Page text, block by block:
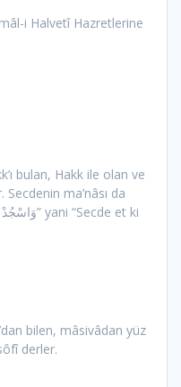
i Halvetî Hazretlerine
bulan, Hakk ile olan ve
ma’nâsı da
bilen, mâsivâdan yüz
derler.